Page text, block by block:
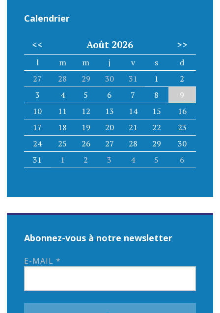
Calendrier
<< Août 2026 >>
l m m j v s
d
27
28 29 30 31 1
2
3
4 5 6 7 8
9
10
11 12 13 14 15
16
17
18 19 20 21 22
23
24
25 26 27 28 29
30
31
1 2 3 4 5 6
Abonnez-vous à notre newsletter
E-MAIL *